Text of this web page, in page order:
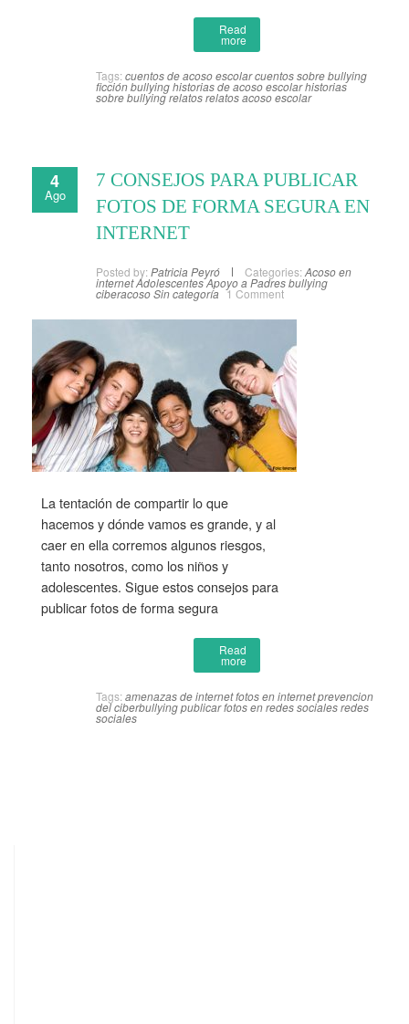
Read
more
Tags: cuentos de acoso escolarcuentos sobre bullying
ficción bullyinghistorias de acoso escolarhistorias
sobre bullyingrelatosrelatos acoso escolar
4
Ago
7 CONSEJOS PARA PUBLICAR
FOTOS DE FORMA SEGURA EN
INTERNET
Posted by: Patricia Peyró Categories: Acoso en
internetAdolescentesApoyo a Padresbullying
ciberacosoSin categoría 1 Comment
La tentación de compartir lo que
hacemos y dónde vamos es grande, y al
caer en ella corremos algunos riesgos,
tanto nosotros, como los niños y
adolescentes. Sigue estos consejos para
publicar fotos de forma segura
Read
more
Tags: amenazas de internetfotos en internetprevencion
del ciberbullyingpublicar fotos en redes socialesredes
sociales